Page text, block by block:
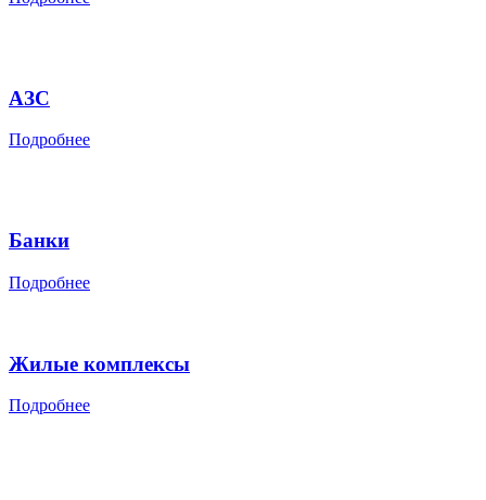
АЗС
Подробнее
Банки
Подробнее
Жилые комплексы
Подробнее